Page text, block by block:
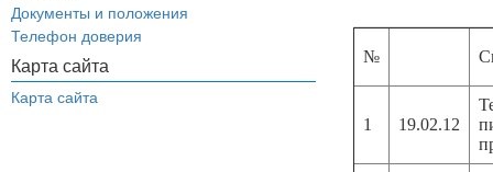
Документы и положения
Телефон доверия
Карта сайта
Карта сайта
№
1 19.02.12